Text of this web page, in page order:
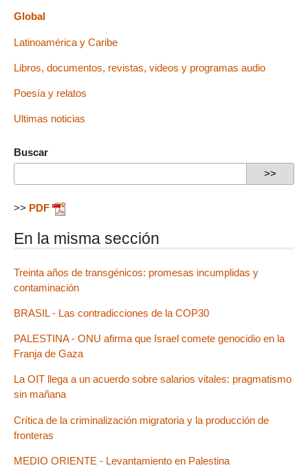
Global
Latinoamérica y Caribe
Libros, documentos, revistas, videos y programas audio
Poesía y relatos
Ultimas noticias
Buscar
>> PDF
En la misma sección
Treinta años de transgénicos: promesas incumplidas y
contaminación
BRASIL - Las contradicciones de la COP30
PALESTINA - ONU afirma que Israel comete genocidio en la
Franja de Gaza
La OIT llega a un acuerdo sobre salarios vitales: pragmatismo
sin mañana
Crítica de la criminalización migratoria y la producción de
fronteras
MEDIO ORIENTE - Levantamiento en Palestina